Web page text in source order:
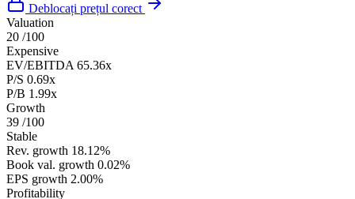
Deblocați prețul corect
Valuation
20 /100
Expensive
EV/EBITDA 65.36x
P/S 0.69x
P/B 1.99x
Growth
39 /100
Stable
Rev. growth 18.12%
Book val. growth 0.02%
EPS growth 2.00%
Profitability